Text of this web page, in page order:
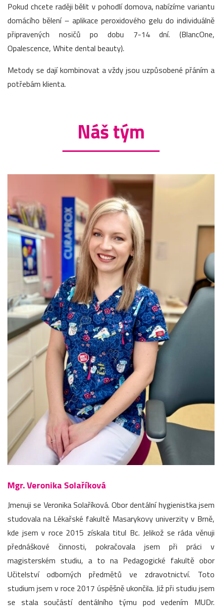
Pokud chcete raději bělit v pohodlí domova, nabízíme variantu
domácího bělení – aplikace peroxidového gelu do individuálně
připravených nosičů po dobu 7-14 dní. (BlancOne,
Opalescence, White dental beauty).
Metody se dají kombinovat a vždy jsou uzpůsobené přáním a
potřebám klienta.
Náš tým
Mgr. Veronika Solaříková
Jmenuji se Veronika Solaříková. Obor dentální hygienistka jsem
studovala na Lékařské fakultě Masarykovy univerzity v Brně,
kde jsem v roce 2015 získala titul Bc. Jelikož se ráda věnuji
přednáškové činnosti, pokračovala jsem při práci v
magisterském studiu, a to na Pedagogické fakultě obor
Učitelství odborných předmětů ve zdravotnictví. Toto
studium jsem v roce 2017 úspěšně ukončila. Již při studiu jsem
se stala součástí dentálního týmu pod vedením MUDr.